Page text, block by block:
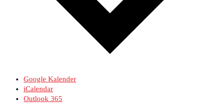
Google Kalender
iCalendar
Outlook 365